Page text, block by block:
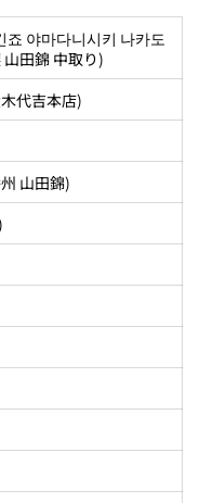
죠 야마다니시키 나카도
田錦 中取り)
代吉本店)
山田錦)